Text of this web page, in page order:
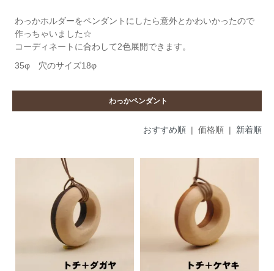
わっかホルダーをペンダントにしたら意外とかわいかったので
作っちゃいました☆
コーディネートに合わして2色展開できます。
35φ 穴のサイズ18φ
わっかペンダント
おすすめ順 | 価格順 | 新着順